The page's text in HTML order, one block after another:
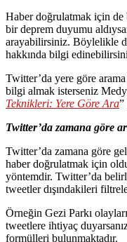
Haber doğrulatmak için de
bir deprem duyumu
arayabilirsiniz. Böylelikle
hakkında bilgi
Twitter’da yere göre
bilgi almak isterseniz
Teknikleri: Yere Göre Ara”
Twitter’da zamana göre
Twitter’da zamana göre
haber doğrulatmak için
yöntemdir. Twitter’da
tweetler dışındakileri
Örneğin Gezi Parkı
tweetlere ihtiyaç
formülleri bulunmaktadır.